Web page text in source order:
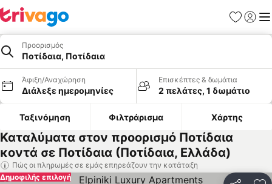
Προορισμός
Ποτίδαια, Ποτίδαια
Άφιξη/Αναχώρηση
Διάλεξε ημερομηνίες
Επισκέπτες & δωμάτια
2 πελάτες, 1 δωμάτιο
Ταξινόμηση Φιλτράρισμα Χάρτης
Καταλύματα στον προορισμό Ποτίδαια
κοντά σε Ποτίδαια (Ποτίδαια, Ελλάδα)
Πώς οι πληρωμές σε εμάς επηρεάζουν την κατάταξη
Δημοφιλής επιλογή